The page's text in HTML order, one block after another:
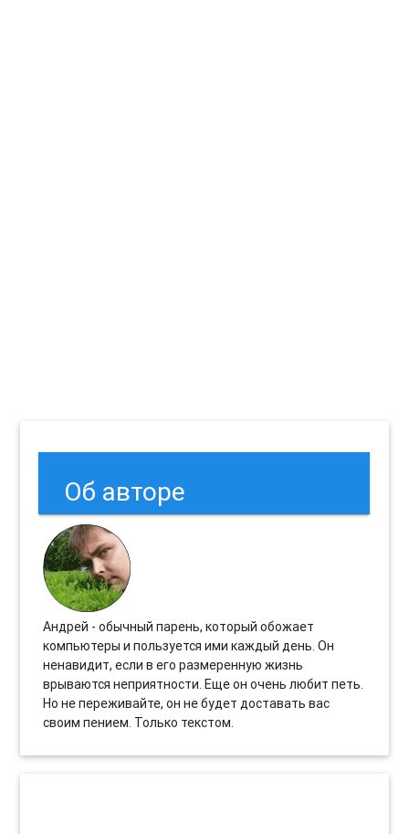
Об авторе
Андрей - обычный парень, который обожает
компьютеры и пользуется ими каждый день. Он
ненавидит, если в его размеренную жизнь
врываются неприятности. Еще он очень любит петь.
Но не переживайте, он не будет доставать вас
своим пением. Только текстом.